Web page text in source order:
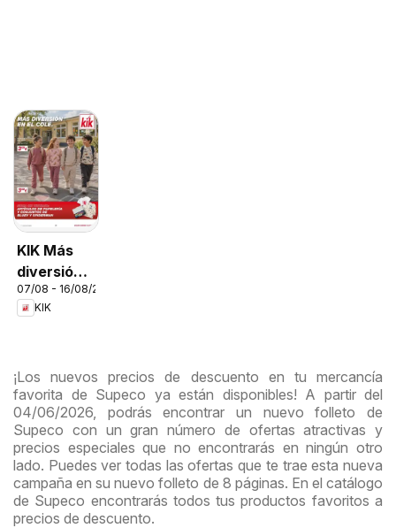
KIK Más
diversión
en el cole
07/08 - 16/08/2026
KIK
¡Los nuevos precios de descuento en tu mercancía
favorita de Supeco ya están disponibles! A partir del
04/06/2026, podrás encontrar un nuevo folleto de
Supeco con un gran número de ofertas atractivas y
precios especiales que no encontrarás en ningún otro
lado. Puedes ver todas las ofertas que te trae esta nueva
campaña en su nuevo folleto de 8 páginas. En el catálogo
de Supeco encontrarás todos tus productos favoritos a
precios de descuento.